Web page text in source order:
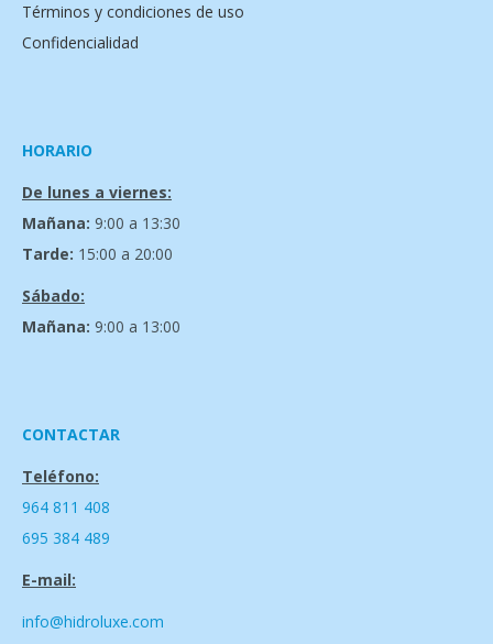
Términos y condiciones de uso
Confidencialidad
HORARIO
De lunes a viernes:
Mañana: 9:00 a 13:30
Tarde: 15:00 a 20:00
Sábado:
Mañana: 9:00 a 13:00
CONTACTAR
Teléfono:
964 811 408
695 384 489
E-mail:
info@hidroluxe.com